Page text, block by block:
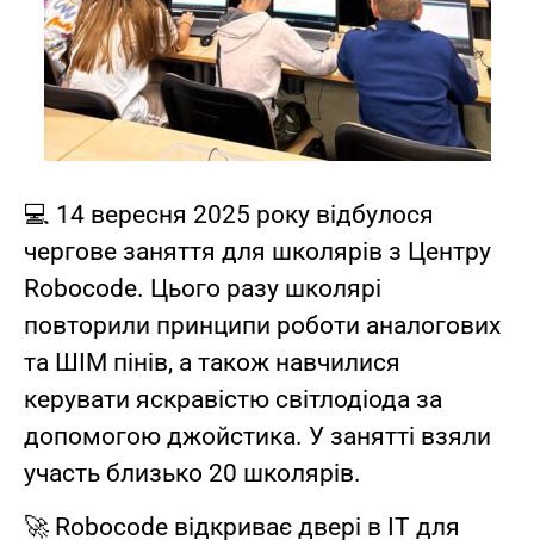
💻 14 вересня 2025 року відбулося
чергове заняття для школярів з Центру
Robocode. Цього разу школярі
повторили принципи роботи аналогових
та ШІМ пінів, а також навчилися
керувати яскравістю світлодіода за
допомогою джойстика. У занятті взяли
участь близько 20 школярів.
🚀 Robocode відкриває двері в ІТ для